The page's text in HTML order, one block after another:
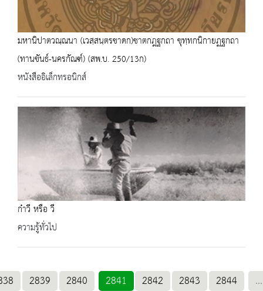
มหานิปาตวณฺณนา (เวสฺสนฺตรชาดก)ชาตกฎฐกถา ขุทฺทกนิกายฏฐกถา
(ทานขันธ์-นครกัณฑ์) (สพ.บ. 250/13ก)
หนังสืออิเล็กทรอนิกส์
ก๋าวี หรือ วี
ความรู้ทั่วไป
2839 2840 2841 2842 2843 2844 ...